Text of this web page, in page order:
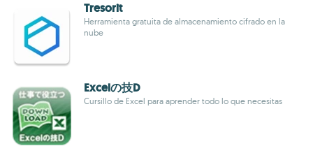
Tresorit
Herramienta gratuita de almacenamiento cifrado en la
nube
Excelの技D
Cursillo de Excel para aprender todo lo que necesitas